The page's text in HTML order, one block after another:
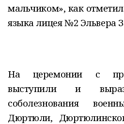
мальчиком», как
языка лицея №2 Эльвера
На церемонии с
выступили и
соболезнования
Дюртюли,